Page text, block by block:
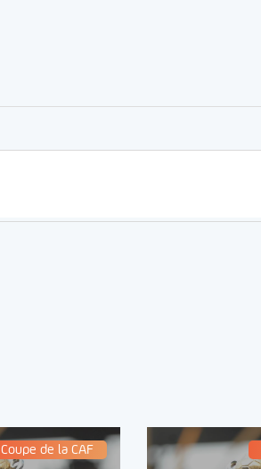
Coupe de la CAF